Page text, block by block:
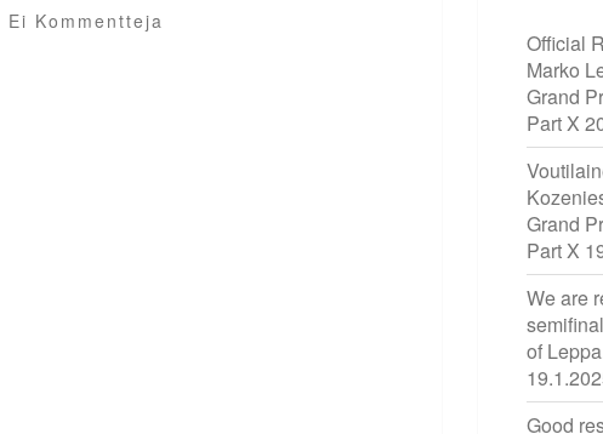
Comments
Ei Kommentteja
Official
Marko
Grand
Part X
Grand
Part X
We are
of
Good